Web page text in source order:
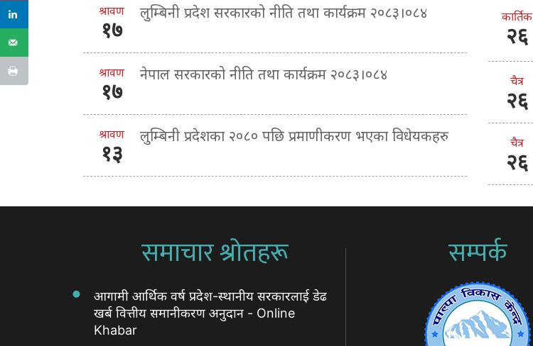
श्रावण
१७
लुम्बिनी प्रदेश सरकारको नीति तथा कार्यक्रम २०८३।०८४
श्रावण
१७
नेपाल सरकारको नीति तथा कार्यक्रम २०८३।०८४
श्रावण
१३
लुम्बिनी प्रदेशका २०८० पछि प्रमाणीकरण भएका विधेयकहरु
कार्तिक
२६
चैत्र
२६
चैत्र
२६
समाचार श्रोतहरू
आगामी आर्थिक वर्ष प्रदेश-स्थानीय सरकारलाई डेढ
खर्ब वित्तीय समानीकरण अनुदान - Online
Khabar
सम्पर्क